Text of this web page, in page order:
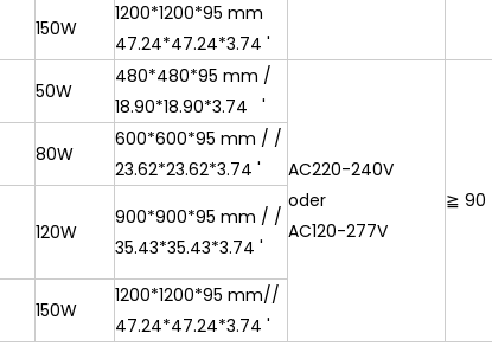
150W
1200*1200*95 mm
47.24*47.24*3.74 '
50W
480*480*95 mm /
18.90*18.90*3.74 '
AC220-240V
oder
AC120-277V
≧ 90
80W
600*600*95 mm / /
23.62*23.62*3.74 '
120W
900*900*95 mm / /
35.43*35.43*3.74 '
150W
1200*1200*95 mm//
47.24*47.24*3.74 '